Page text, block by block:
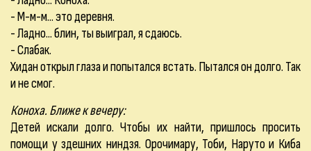
- М-м-м... это деревня.
- Ладно... блин, ты выиграл, я сдаюсь.
- Слабак.
Хидан открыл глаза и попытался встать. Пытался он долго. Так
и не смог.
Коноха. Ближе к вечеру:
Детей искали долго. Чтобы их найти, пришлось просить
помощи у здешних ниндзя. Орочимару, Тоби, Наруто и Киба